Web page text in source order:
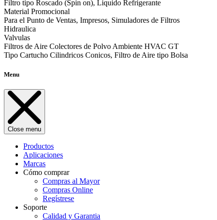
Filtro tipo Roscado (Spin on), Liquido Refrigerante
Material Promocional
Para el Punto de Ventas, Impresos, Simuladores de Filtros
Hidraulica
Valvulas
Filtros de Aire Colectores de Polvo Ambiente HVAC GT
Tipo Cartucho Cilindricos Conicos, Filtro de Aire tipo Bolsa
Menu
Close menu
Productos
Aplicaciones
Marcas
Cómo comprar
Compras al Mayor
Compras Online
Regístrese
Soporte
Calidad y Garantia